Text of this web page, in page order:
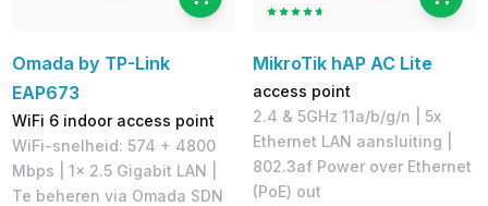
Omada by TP-Link
EAP673
WiFi 6 indoor access point
WiFi-snelheid: 574 + 4800
Mbps | 1x 2.5 Gigabit LAN |
Te beheren via Omada SDN
MikroTik hAP AC Lite
access point
2.4 & 5GHz 11a/b/g/n | 5x
Ethernet LAN aansluiting |
802.3af Power over Ethernet
(PoE) out